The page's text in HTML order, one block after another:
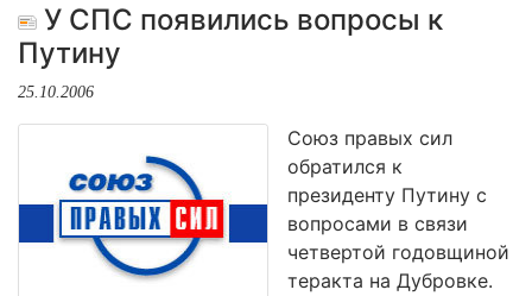
У СПС появились вопросы к
Путину
25.10.2006
Союз правых сил
обратился к
президенту Путину с
вопросами в связи
четвертой годовщиной
теракта на Дубровке.